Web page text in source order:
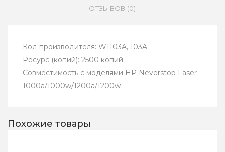
ОТЗЫВОВ (0)
Код производителя: W1103A, 103A
Ресурс (копий): 2500 копий
Совместимость с моделями HP Neverstop Laser
1000a/1000w/1200a/1200w
Похожие товары